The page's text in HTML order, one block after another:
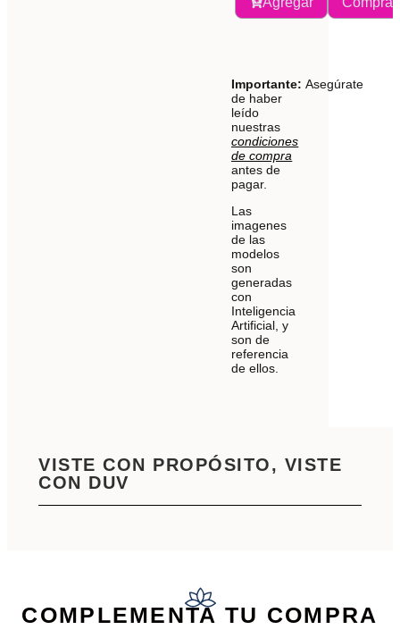
Importante: Asegúrate
de haber
leído
nuestras
condiciones
de compra
antes de
pagar.
Las
imagenes
de las
modelos
son
generadas
con
Inteligencia
Artificial, y
son de
referencia
de ellos.
VISTE CON PROPÓSITO, VISTE
CON DUV
COMPLEMENTA TU COMPRA